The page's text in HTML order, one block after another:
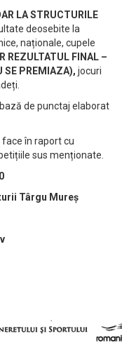
LA STRUCTURILE
deosebite la
naționale, cupele
REZULTATUL FINAL –
SE PREMIAZA), jocuri
de punctaj elaborat
în raport cu
sus menționate.
Târgu Mureș